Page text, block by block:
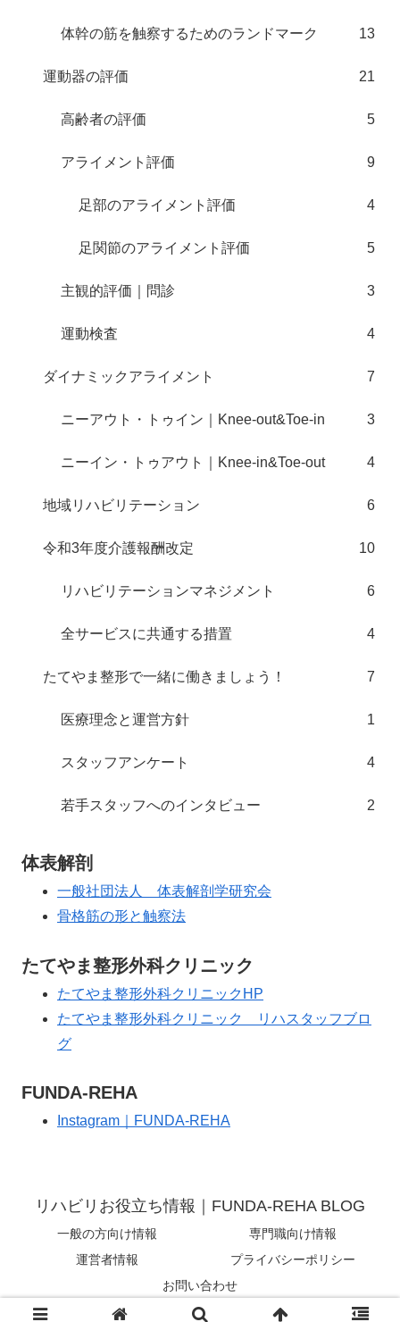
体幹の筋を触察するためのランドマーク 13
運動器の評価 21
高齢者の評価 5
アライメント評価 9
足部のアライメント評価 4
足関節のアライメント評価 5
主観的評価｜問診 3
運動検査 4
ダイナミックアライメント 7
ニーアウト・トゥイン｜Knee-out&Toe-in 3
ニーイン・トゥアウト｜Knee-in&Toe-out 4
地域リハビリテーション 6
令和3年度介護報酬改定 10
リハビリテーションマネジメント 6
全サービスに共通する措置 4
たてやま整形で一緒に働きましょう！ 7
医療理念と運営方針 1
スタッフアンケート 4
若手スタッフへのインタビュー 2
体表解剖
一般社団法人 体表解剖学研究会
骨格筋の形と触察法
たてやま整形外科クリニック
たてやま整形外科クリニックHP
たてやま整形外科クリニック リハスタッフブロ
グ
FUNDA-REHA
Instagram｜FUNDA-REHA
リハビリお役立ち情報｜FUNDA-REHA BLOG
一般の方向け情報
専門職向け情報
運営者情報
プライバシーポリシー
お問い合わせ
© 2019 リハビリお役立ち情報｜FUNDA-REHA BLOG.